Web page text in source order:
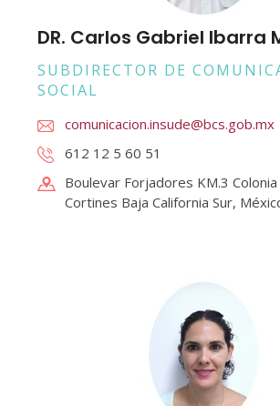
DR. Carlos Gabriel Ibarra
SUBDIRECTOR DE
SOCIAL
comunicacion.insude@bcs.gob.mx
612 12 5 60 51
Boulevar Forjadores KM.3
Cortines Baja California Sur,